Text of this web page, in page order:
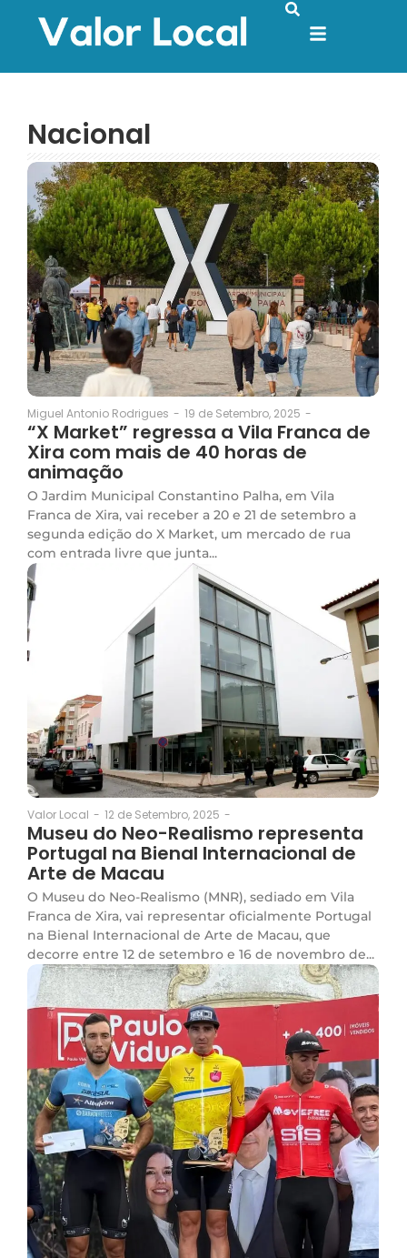
Nacional
Miguel Antonio Rodrigues - 19 de Setembro, 2025 -
“X Market” regressa a Vila Franca de
Xira com mais de 40 horas de
animação
O Jardim Municipal Constantino Palha, em Vila
Franca de Xira, vai receber a 20 e 21 de setembro a
segunda edição do X Market, um mercado de rua
com entrada livre que junta...
Valor Local - 12 de Setembro, 2025 -
Museu do Neo-Realismo representa
Portugal na Bienal Internacional de
Arte de Macau
O Museu do Neo-Realismo (MNR), sediado em Vila
Franca de Xira, vai representar oficialmente Portugal
na Bienal Internacional de Arte de Macau, que
decorre entre 12 de setembro e 16 de novembro de...